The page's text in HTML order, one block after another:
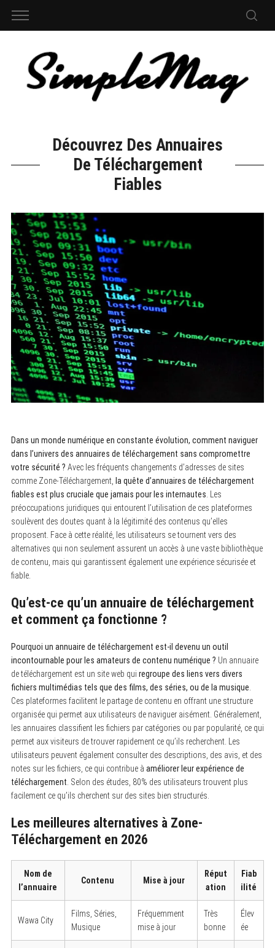
Découvrez Des Annuaires
De Téléchargement
Fiables
Dans un monde numérique en constante évolution, comment naviguer
dans l’univers des annuaires de téléchargement sans compromettre
votre sécurité ? Avec les fréquents changements d’adresses de sites
comme Zone-Téléchargement, la quête d’annuaires de téléchargement
fiables est plus cruciale que jamais pour les internautes . Les
préoccupations juridiques qui entourent l’utilisation de ces plateformes
soulèvent des doutes quant à la légitimité des contenus qu’elles
proposent. Face à cette réalité, les utilisateurs se tournent vers des
alternatives qui non seulement assurent un accès à une vaste bibliothèque
de contenu, mais qui garantissent également une expérience sécurisée et
fiable.
Qu’est-ce qu’un annuaire de téléchargement
et comment ça fonctionne ?
Pourquoi un annuaire de téléchargement est-il devenu un outil
incontournable pour les amateurs de contenu numérique ? Un annuaire
de téléchargement est un site web qui regroupe des liens vers divers
fichiers multimédias tels que des films, des séries, ou de la musique
Ces plateformes facilitent le partage de contenu en offrant une structure
organisée qui permet aux utilisateurs de naviguer aisément. Généralement,
les annuaires classifient les fichiers par catégories ou par popularité, ce qui
permet aux visiteurs de trouver rapidement ce qu’ils recherchent. Les
utilisateurs peuvent également consulter des descriptions, des avis, et des
notes sur les fichiers, ce qui contribue à améliorer leur expérience de
téléchargement . Selon des études, 80% des utilisateurs trouvent plus
facilement ce qu’ils cherchent sur des sites bien structurés.
Les meilleures alternatives à Zone-
Téléchargement en 2026
Nom de
l’annuaire
Contenu Mise à jour
Réput
ation
Fiab
ilité
Wawa City
Films, Séries,
Musique
Fréquemment
mise à jour
Très
bonne
Élev
ée